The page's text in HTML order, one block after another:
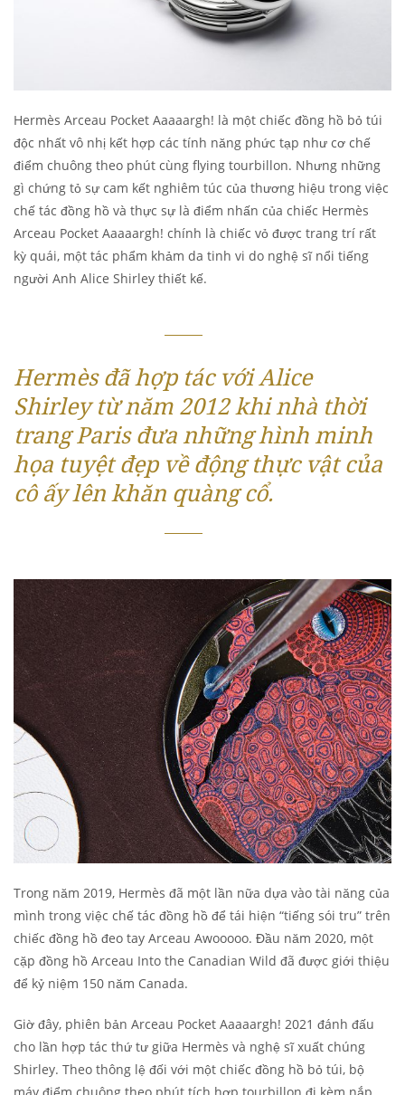
Hermès Arceau Pocket Aaaaargh! là một chiếc đồng hồ bỏ túi
độc nhất vô nhị kết hợp các tính năng phức tạp như cơ chế
điểm chuông theo phút cùng flying tourbillon. Nhưng những
gì chứng tỏ sự cam kết nghiêm túc của thương hiệu trong việc
chế tác đồng hồ và thực sự là điểm nhấn của chiếc Hermès
Arceau Pocket Aaaaargh! chính là chiếc vỏ được trang trí rất
kỳ quái, một tác phẩm khảm da tinh vi do nghệ sĩ nổi tiếng
người Anh Alice Shirley thiết kế.
Hermès đã hợp tác với Alice
Shirley từ năm 2012 khi nhà thời
trang Paris đưa những hình minh
họa tuyệt đẹp về động thực vật của
cô ấy lên khăn quàng cổ.
Trong năm 2019, Hermès đã một lần nữa dựa vào tài năng của
mình trong việc chế tác đồng hồ để tái hiện “tiếng sói tru” trên
chiếc đồng hồ đeo tay Arceau Awooooo. Đầu năm 2020, một
cặp đồng hồ Arceau Into the Canadian Wild đã được giới thiệu
để kỷ niệm 150 năm Canada.
Giờ đây, phiên bản Arceau Pocket Aaaaargh! 2021 đánh đấu
cho lần hợp tác thứ tư giữa Hermès và nghệ sĩ xuất chúng
Shirley. Theo thông lệ đối với một chiếc đồng hồ bỏ túi, bộ